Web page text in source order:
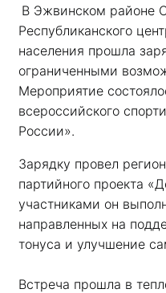
В Эжвинском районе
Республиканского
населения прошла
ограниченными
Мероприятие
всероссийского
России».
Зарядку провел
партийного проекта
участниками он
направленных на
тонуса и улучшение
Встреча прошла в